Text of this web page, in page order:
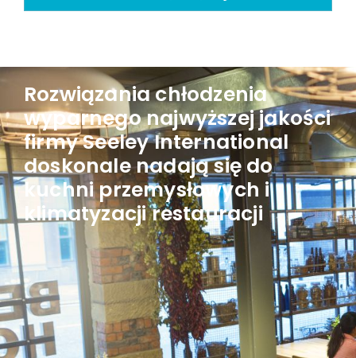
Rozwiązania chłodzenia
wyparnego najwyższej jakości
firmy Seeley International
doskonale nadają się do
kuchni przemysłowych i
klimatyzacji restauracji